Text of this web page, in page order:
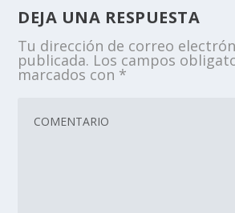
DEJA UNA RESPUESTA
Tu dirección de correo
publicada. Los campos
marcados con *